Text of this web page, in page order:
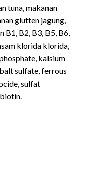
tuna, makanan
glutten jagung,
B1, B2, B3, B5, B6,
klorida klorida,
kalsium
sulfate, ferrous
sulfat